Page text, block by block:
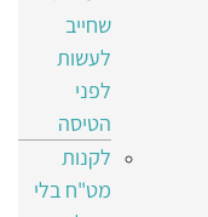
שחייב
לעשות
לפני
הטיסה
לקנות
מט"ח בלי